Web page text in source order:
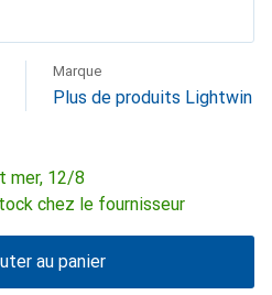
Marque
Plus de produits Lightwin
mer, 12/8
chez le fournisseur
au panier